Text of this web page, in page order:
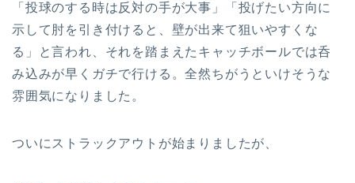
「投球のする時は反対の手が大事」「投げたい方向に
示して肘を引き付けると、壁が出来て狙いやすくな
る」と言われ、それを踏まえたキャッチボールでは呑
み込みが早くガチで行ける。全然ちがうといけそうな
雰囲気になりました。
ついにストラックアウトが始まりましたが、